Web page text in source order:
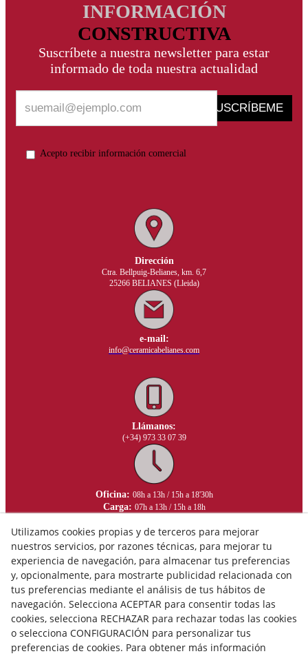
INFORMACIÓN
CONSTRUCTIVA
Suscríbete a nuestra newsletter para estar
informado de toda nuestra actualidad
SUSCRÍBEME
Acepto recibir información comercial
Dirección
Ctra. Bellpuig-Belianes, km. 6,7
25266 BELIANES (Lleida)
e-mail:
info@ceramicabelianes.com
Llámanos:
(+34) 973 33 07 39
Oficina: 08h a 13h / 15h a 18'30h
Carga: 07h a 13h / 15h a 18h
Utilizamos cookies propias y de terceros para mejorar
nuestros servicios, por razones técnicas, para mejorar tu
experiencia de navegación, para almacenar tus preferencias
y, opcionalmente, para mostrarte publicidad relacionada con
tus preferencias mediante el análisis de tus hábitos de
navegación. Selecciona ACEPTAR para consentir todas las
cookies, selecciona RECHAZAR para rechazar todas las cookies
o selecciona CONFIGURACIÓN para personalizar tus
preferencias de cookies. Para obtener más información